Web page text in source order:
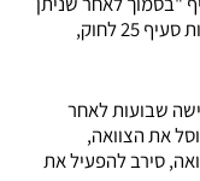
לעשותם", אולם ניתן לתקן פגם זה באמצעות סעיף 25 לחוק,
כשישה שבועות לאחר
את הצוואה,
סירב להפעיל את